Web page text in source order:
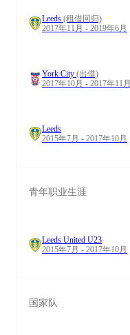
Leeds (租借回归)
2017年11月 - 2019年6月
York City (出借)
2017年10月 - 2017年11月
Leeds
2015年7月 - 2017年10月
青年职业生涯
Leeds United U23
2015年7月 - 2017年10月
国家队